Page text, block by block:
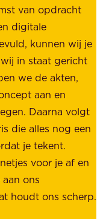
van opdracht
digitale
kunnen wij je
in staat gericht
we de akten,
aan en
Daarna volgt
die alles nog een
je tekent.
voor je af en
ons
houdt ons scherp.